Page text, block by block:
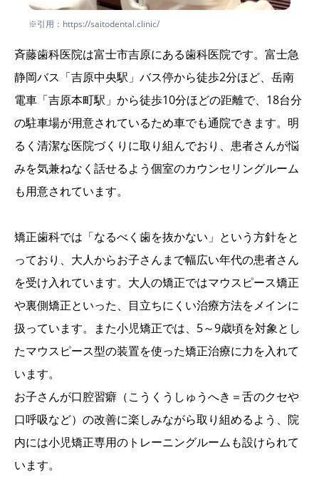
※引用：https://saitodental.clinic/
斉藤歯科医院は富士市吉原にある歯科医院です。富士急
静岡バス「吉原中央駅」バス停から徒歩2分ほど、岳南
電車「吉原本町駅」から徒歩10分ほどの距離で、18台分
の駐車場が用意されているため車でも通院できます。明
るく清潔な医院づくりに取り組んでおり、患者さんが悩
みを気兼ねなく話せるよう個室のカウンセリングルーム
も用意されています。
矯正歯科では「なるべく歯を抜かない」という方針をと
っており、大人からお子さんまで幅広い年代の患者さん
を受け入れています。大人の矯正ではマウスピース矯正
や裏側矯正といった、目立ちにくい治療方法をメインに
扱っています。また小児矯正では、5～9歳頃を対象とし
たマウスピース型の装置を使った矯正治療に力を入れて
います。
お子さんが口腔習癖（こうくうしゅうへき＝舌のクセや
口呼吸など）の改善に楽しみながら取り組めるよう、院
内には小児矯正専用のトレーニングルームも設けられて
います。